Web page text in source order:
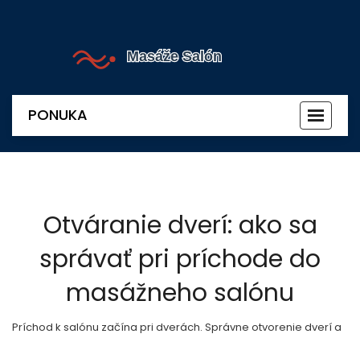
PONUKA
Otváranie dverí: ako sa
správať pri príchode do
masážneho salónu
Príchod k salónu začína pri dverách. Správne otvorenie dverí a